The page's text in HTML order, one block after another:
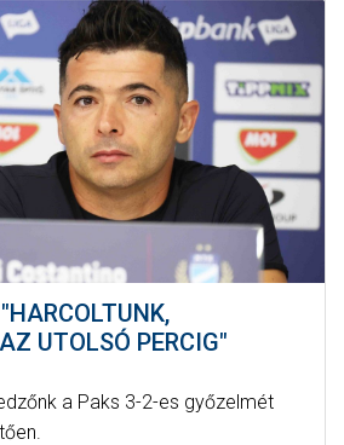
UTOLSÓ PERCIG"
a Paks 3-2-es győzelmét